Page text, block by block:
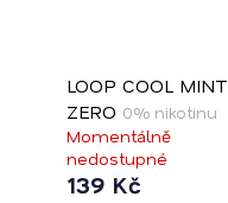
LOOP COOL MINT
ZERO 0% nikotinu
Momentálně
nedostupné
139 Kč